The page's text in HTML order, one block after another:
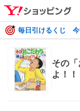
毎日引けるくじ 今
その
よ！